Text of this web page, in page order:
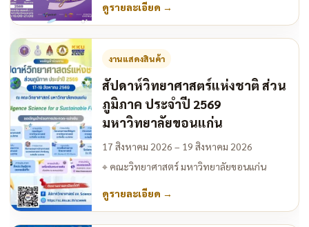
ดูรายละเอียด →
งานแสดงสินค้า
สัปดาห์วิทยาศาสตร์แห่งชาติ ส่วน
ภูมิภาค ประจำปี 2569
มหาวิทยาลัยขอนแก่น
17 สิงหาคม 2026 – 19 สิงหาคม 2026
⌖ คณะวิทยาศาสตร์ มหาวิทยาลัยขอนแก่น
ดูรายละเอียด →